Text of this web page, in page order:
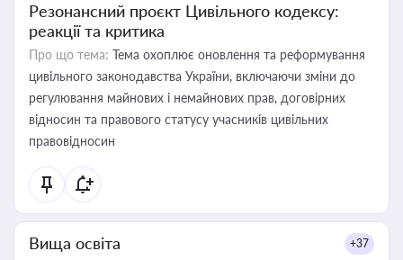
Резонансний проєкт Цивільного кодексу:
реакції та критика
Про що тема: Тема охоплює оновлення та реформування
цивільного законодавства України, включаючи зміни до
регулювання майнових і немайнових прав, договірних
відносин та правового статусу учасників цивільних
правовідносин
Вища освіта +37